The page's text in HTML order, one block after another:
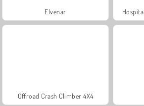
Elvenar
Offroad Crash Climber 4X4